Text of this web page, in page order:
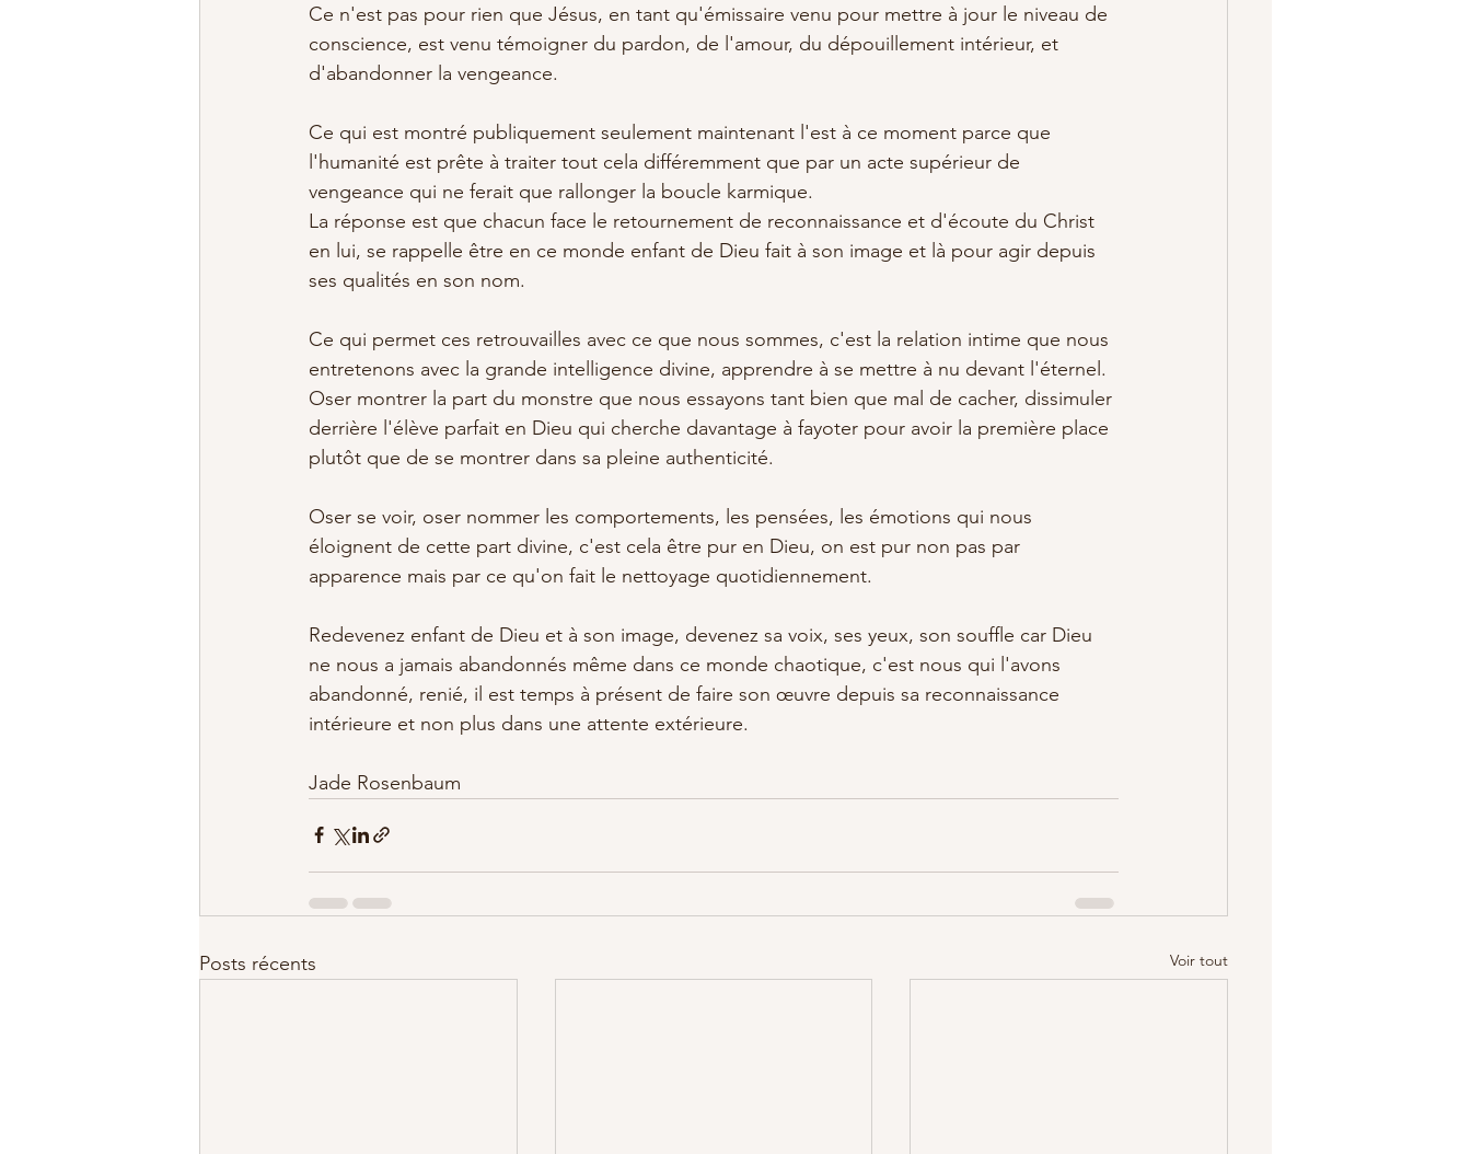
Ce n'est pas pour rien que Jésus, en tant qu'émissaire venu pour mettre à jour le niveau de
conscience, est venu témoigner du pardon, de l'amour, du dépouillement intérieur, et
d'abandonner la vengeance.
Ce qui est montré publiquement seulement maintenant l'est à ce moment parce que
l'humanité est prête à traiter tout cela différemment que par un acte supérieur de
vengeance qui ne ferait que rallonger la boucle karmique.
La réponse est que chacun face le retournement de reconnaissance et d'écoute du Christ
en lui, se rappelle être en ce monde enfant de Dieu fait à son image et là pour agir depuis
ses qualités en son nom.
Ce qui permet ces retrouvailles avec ce que nous sommes, c'est la relation intime que nous
entretenons avec la grande intelligence divine, apprendre à se mettre à nu devant l'éternel.
Oser montrer la part du monstre que nous essayons tant bien que mal de cacher, dissimuler
derrière l'élève parfait en Dieu qui cherche davantage à fayoter pour avoir la première place
plutôt que de se montrer dans sa pleine authenticité.
Oser se voir, oser nommer les comportements, les pensées, les émotions qui nous
éloignent de cette part divine, c'est cela être pur en Dieu, on est pur non pas par
apparence mais par ce qu'on fait le nettoyage quotidiennement.
Redevenez enfant de Dieu et à son image, devenez sa voix, ses yeux, son souffle car Dieu
ne nous a jamais abandonnés même dans ce monde chaotique, c'est nous qui l'avons
abandonné, renié, il est temps à présent de faire son œuvre depuis sa reconnaissance
intérieure et non plus dans une attente extérieure.
Jade Rosenbaum
Posts récents Voir tout